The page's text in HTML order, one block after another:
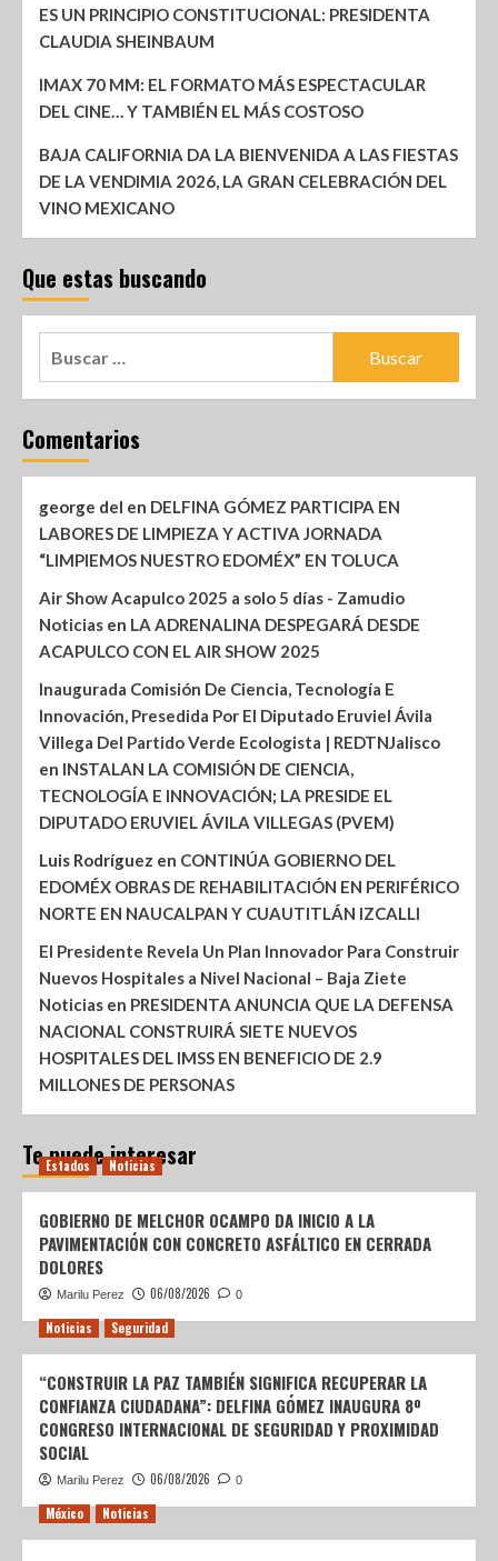
ES UN PRINCIPIO CONSTITUCIONAL: PRESIDENTA
CLAUDIA SHEINBAUM
IMAX 70 MM: EL FORMATO MÁS ESPECTACULAR
DEL CINE… Y TAMBIÉN EL MÁS COSTOSO
BAJA CALIFORNIA DA LA BIENVENIDA A LAS FIESTAS
DE LA VENDIMIA 2026, LA GRAN CELEBRACIÓN DEL
VINO MEXICANO
Que estas buscando
Comentarios
george del en DELFINA GÓMEZ PARTICIPA EN
LABORES DE LIMPIEZA Y ACTIVA JORNADA
“LIMPIEMOS NUESTRO EDOMÉX” EN TOLUCA
Air Show Acapulco 2025 a solo 5 días - Zamudio
Noticias en LA ADRENALINA DESPEGARÁ DESDE
ACAPULCO CON EL AIR SHOW 2025
Inaugurada Comisión De Ciencia, Tecnología E
Innovación, Presedida Por El Diputado Eruviel Ávila
Villega Del Partido Verde Ecologista | REDTNJalisco
en INSTALAN LA COMISIÓN DE CIENCIA,
TECNOLOGÍA E INNOVACIÓN; LA PRESIDE EL
DIPUTADO ERUVIEL ÁVILA VILLEGAS (PVEM)
Luis Rodríguez en CONTINÚA GOBIERNO DEL
EDOMÉX OBRAS DE REHABILITACIÓN EN PERIFÉRICO
NORTE EN NAUCALPAN Y CUAUTITLÁN IZCALLI
El Presidente Revela Un Plan Innovador Para Construir
Nuevos Hospitales a Nivel Nacional – Baja Ziete
Noticias en PRESIDENTA ANUNCIA QUE LA DEFENSA
NACIONAL CONSTRUIRÁ SIETE NUEVOS
HOSPITALES DEL IMSS EN BENEFICIO DE 2.9
MILLONES DE PERSONAS
Te puede interesar
Estados Noticias
GOBIERNO DE MELCHOR OCAMPO DA INICIO A LA
PAVIMENTACIÓN CON CONCRETO ASFÁLTICO EN CERRADA
DOLORES
Marilu Perez 06/08/2026 0
Noticias Seguridad
“CONSTRUIR LA PAZ TAMBIÉN SIGNIFICA RECUPERAR LA
CONFIANZA CIUDADANA”: DELFINA GÓMEZ INAUGURA 8º
CONGRESO INTERNACIONAL DE SEGURIDAD Y PROXIMIDAD
SOCIAL
Marilu Perez 06/08/2026 0
México Noticias